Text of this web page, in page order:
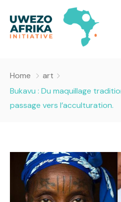
Nous
A propos
Projets
Culture
Success Story
Magazines
Emissions
Contact
Opportunités
Home
art
Bukavu : Du maquillage
passage vers l’acculturation.